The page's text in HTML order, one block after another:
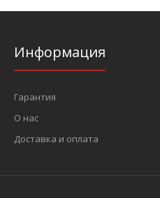
Информация
Гарантия
О нас
Доставка и оплата